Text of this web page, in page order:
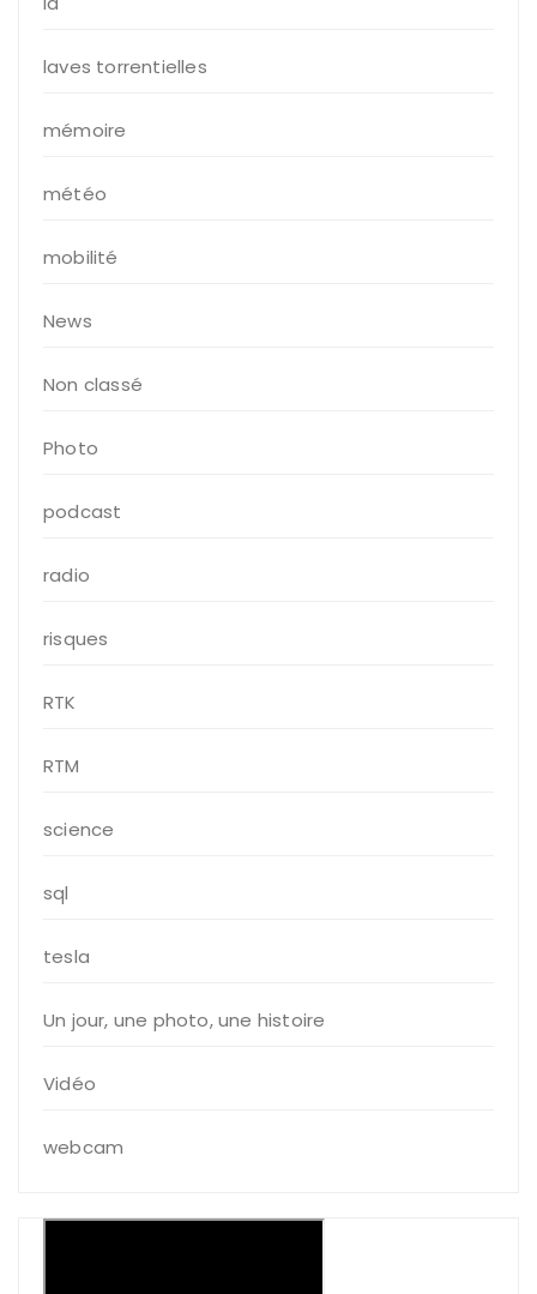
laves torrentielles
mémoire
météo
mobilité
News
Non classé
Photo
podcast
radio
risques
RTK
RTM
science
sql
tesla
Un jour, une photo, une histoire
Vidéo
webcam